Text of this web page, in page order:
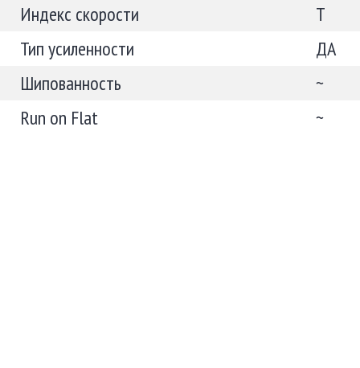
Индекс скорости
T
Тип усиленности
ДА
Шипованность
~
Run on Flat
~